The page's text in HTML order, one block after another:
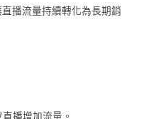
播流量持續轉化為長期銷
播增加流量。